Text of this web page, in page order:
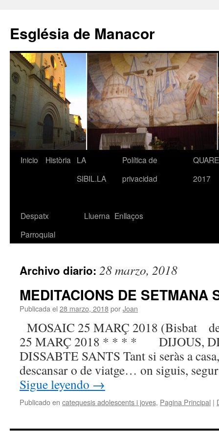
contenido
Església de Manacor
Inicio Història
LA
SIBIL.LA
Política de
privacidad
2017
Despatx
Parroquial
Lluerna Enllaços
Archivo diario: 28 marzo, 2018
MEDITACIONS DE SETMANA
Publicada el 28 marzo, 2018porJoan
MOSAIC 25 MARÇ 2018 (Bisbat
25 MARÇ 2018 * * * * DIJOUS,
DISSABTE SANTS Tant si seràs a
descansar o de viatge… on siguis,
Sigue leyendo →
Publicado en catequesis adolescents i joves, Pagina Principal |